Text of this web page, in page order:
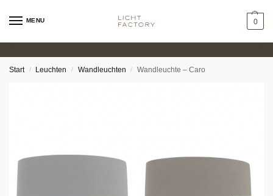
MENU 0
Start / Leuchten / Wandleuchten / Wandleuchte – Caro